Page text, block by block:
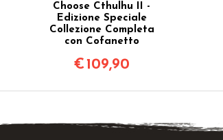
Choose Cthulhu II -
Edizione Speciale
Collezione Completa
con Cofanetto
€ 109,90